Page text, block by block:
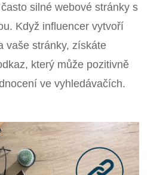
silné webové stránky s
Když influencer vytvoří
vaše stránky, získáte
který může pozitivně
ve vyhledávačích.